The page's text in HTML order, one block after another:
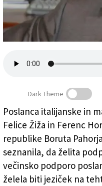
Založnik
Zadruga PD
Poslanca narodnih
tehtnici
Dark Theme
Poslanca italijanske in
Felice Žiža in Ferenc
republike Boruta
seznanila, da želita
večinsko podporo
želela biti jeziček na